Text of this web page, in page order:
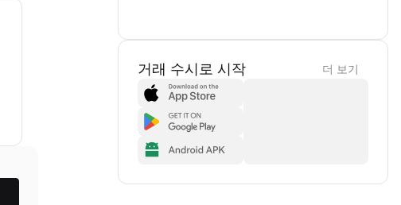
거래 수시로 시작 더 보기